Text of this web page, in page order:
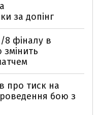
за допінг
8 фіналу в
про тиск на
бою з